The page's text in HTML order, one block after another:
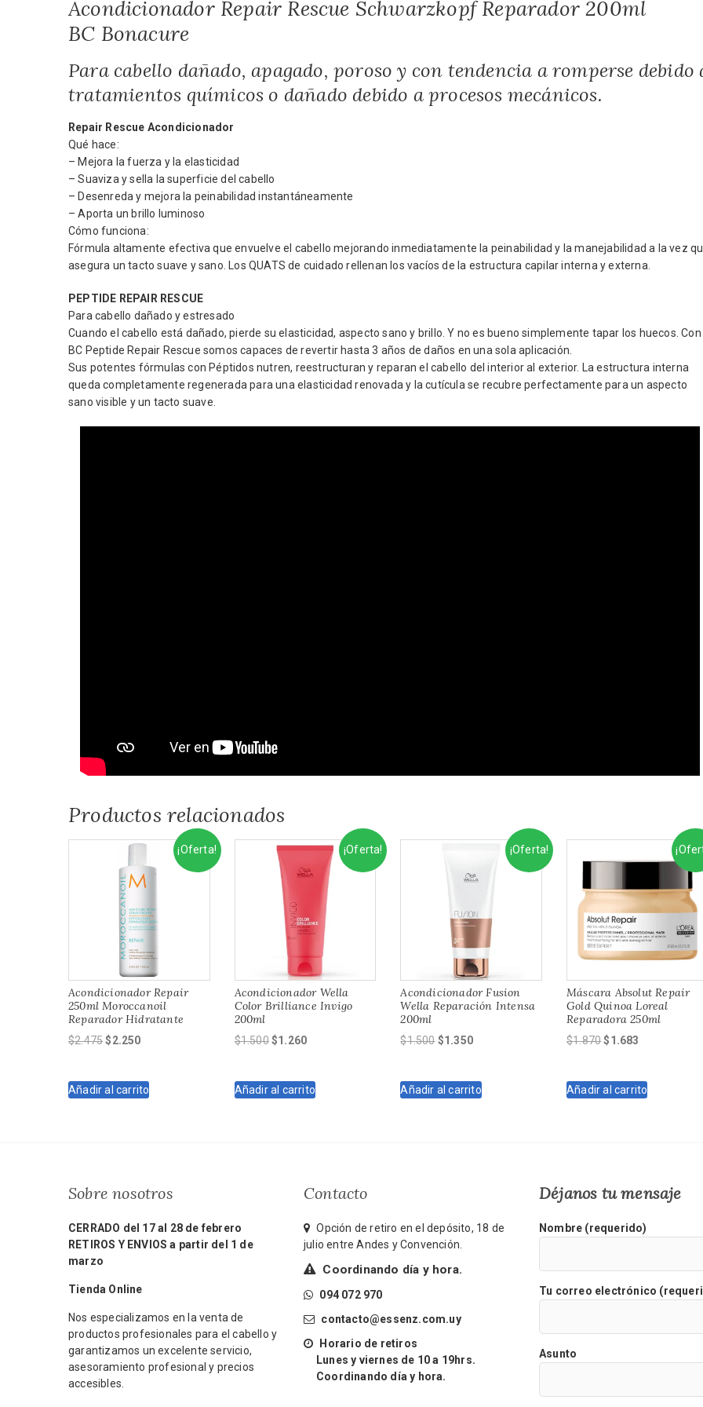
Acondicionador Repair Rescue Schwarzkopf Reparador 200ml
BC Bonacure
Para cabello dañado, apagado, poroso y con tendencia a romperse debido
tratamientos químicos o dañado debido a procesos mecánicos.
Repair Rescue Acondicionador
Qué hace:
– Mejora la fuerza y la elasticidad
– Suaviza y sella la superficie del cabello
– Desenreda y mejora la peinabilidad instantáneamente
– Aporta un brillo luminoso
Cómo funciona:
Fórmula altamente efectiva que envuelve el cabello mejorando inmediatamente la peinabilidad y la manejabilidad a la vez
asegura un tacto suave y sano. Los QUATS de cuidado rellenan los vacíos de la estructura capilar interna y externa.
PEPTIDE REPAIR RESCUE
Para cabello dañado y estresado
Cuando el cabello está dañado, pierde su elasticidad, aspecto sano y brillo. Y no es bueno simplemente tapar los huecos. Con
BC Peptide Repair Rescue somos capaces de revertir hasta 3 años de daños en una sola aplicación.
Sus potentes fórmulas con Péptidos nutren, reestructuran y reparan el cabello del interior al exterior. La estructura interna
queda completamente regenerada para una elasticidad renovada y la cutícula se recubre perfectamente para un aspecto
sano visible y un tacto suave.
Productos relacionados
¡Oferta!
Acondicionador Repair
250ml Moroccanoil
Reparador Hidratante
$2.475El
era:
$2.250El
es:
Añadir al carrito
¡Oferta!
Acondicionador Wella
Color Brilliance Invigo
200ml
$1.500El
era:
$1.260El
es:
Añadir al carrito
¡Oferta!
Acondicionador Fusion
Wella Reparación Intensa
200ml
$1.500 El
era:
$1.350El
es:
Añadir al carrito
Máscara Absolut Repair
Gold Quinoa Loreal
Reparadora 250ml
$1.870El
era:
$1.683
es:
Añadir al carrito
Sobre nosotros
CERRADO del 17 al 28 de febrero
RETIROS Y ENVIOS a partir del 1 de
marzo
Tienda Online
Nos especializamos en la venta de
productos profesionales para el cabello y
garantizamos un excelente servicio,
asesoramiento profesional y precios
accesibles.
Contacto
Opción de retiro en el depósito, 18 de
julio entre Andes y Convención.
Coordinando día y hora.
094 072 970
contacto@essenz.com.uy
Horario de retiros
Lunes y viernes de 10 a 19hrs.
Coordinando día y hora.
Déjanos tu mensaje
Nombre (requerido)
Tu correo electrónico
Asunto